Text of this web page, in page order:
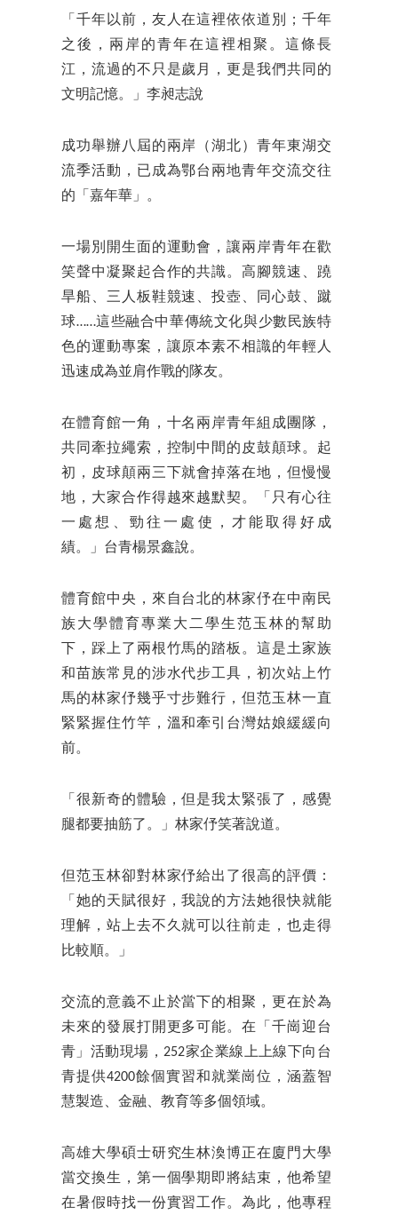
「千年以前，友人在這裡依依道別；千年
之後，兩岸的青年在這裡相聚。這條長
江，流過的不只是歲月，更是我們共同的
文明記憶。」李昶志說
成功舉辦八屆的兩岸（湖北）青年東湖交
流季活動，已成為鄂台兩地青年交流交往
的「嘉年華」。
一場別開生面的運動會，讓兩岸青年在歡
笑聲中凝聚起合作的共識。高腳競速、蹺
旱船、三人板鞋競速、投壺、同心鼓、蹴
球……這些融合中華傳統文化與少數民族特
色的運動專案，讓原本素不相識的年輕人
迅速成為並肩作戰的隊友。
在體育館一角，十名兩岸青年組成團隊，
共同牽拉繩索，控制中間的皮鼓顛球。起
初，皮球顛兩三下就會掉落在地，但慢慢
地，大家合作得越來越默契。「只有心往
一處想、勁往一處使，才能取得好成
績。」台青楊景鑫說。
體育館中央，來自台北的林家伃在中南民
族大學體育專業大二學生范玉林的幫助
下，踩上了兩根竹馬的踏板。這是土家族
和苗族常見的涉水代步工具，初次站上竹
馬的林家伃幾乎寸步難行，但范玉林一直
緊緊握住竹竿，溫和牽引台灣姑娘緩緩向
前。
「很新奇的體驗，但是我太緊張了，感覺
腿都要抽筋了。」林家伃笑著說道。
但范玉林卻對林家伃給出了很高的評價：
「她的天賦很好，我說的方法她很快就能
理解，站上去不久就可以往前走，也走得
比較順。」
交流的意義不止於當下的相聚，更在於為
未來的發展打開更多可能。在「千崗迎台
青」活動現場，252家企業線上上線下向台
青提供4200餘個實習和就業崗位，涵蓋智
慧製造、金融、教育等多個領域。
高雄大學碩士研究生林渙博正在廈門大學
當交換生，第一個學期即將結束，他希望
在暑假時找一份實習工作。為此，他專程